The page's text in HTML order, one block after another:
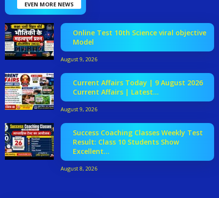
EVEN MORE NEWS
Online Test 10th Science viral objective
Model
August 9, 2026
Current Affairs Today | 9 August 2026
Current Affairs | Latest...
August 9, 2026
Success Coaching Classes Weekly Test
Result: Class 10 Students Show
Excellent...
August 8, 2026